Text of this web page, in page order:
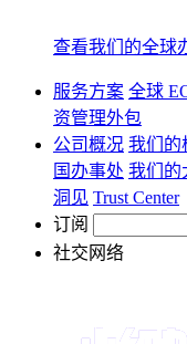
查看我们的全球
服务方案 全球
资管理外包
公司概况 我们的
国办事处 我们的
洞见 Trust Center
订阅
社交网络